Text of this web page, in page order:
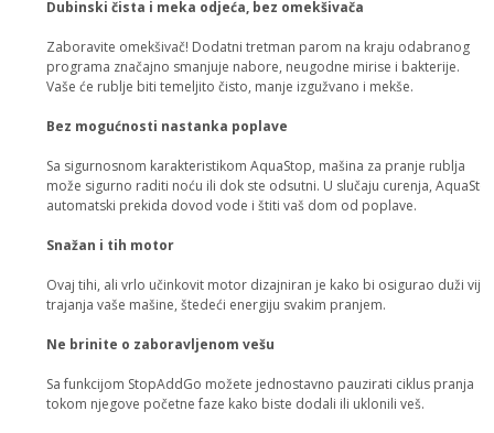
Dubinski čista i meka odjeća, bez omekšivača
Zaboravite omekšivač! Dodatni tretman parom na kraju odabranog
programa značajno smanjuje nabore, neugodne mirise i bakterije.
Vaše će rublje biti temeljito čisto, manje izgužvano i mekše.
Bez mogućnosti nastanka poplave
Sa sigurnosnom karakteristikom AquaStop, mašina za pranje rublja
može sigurno raditi noću ili dok ste odsutni. U slučaju curenja,
automatski prekida dovod vode i štiti vaš dom od poplave.
Snažan i tih motor
Ovaj tihi, ali vrlo učinkovit motor dizajniran je kako bi osigurao duži vijek
trajanja vaše mašine, štedeći energiju svakim pranjem.
Ne brinite o zaboravljenom vešu
Sa funkcijom StopAddGo možete jednostavno pauzirati ciklus pranja
tokom njegove početne faze kako biste dodali ili uklonili veš.